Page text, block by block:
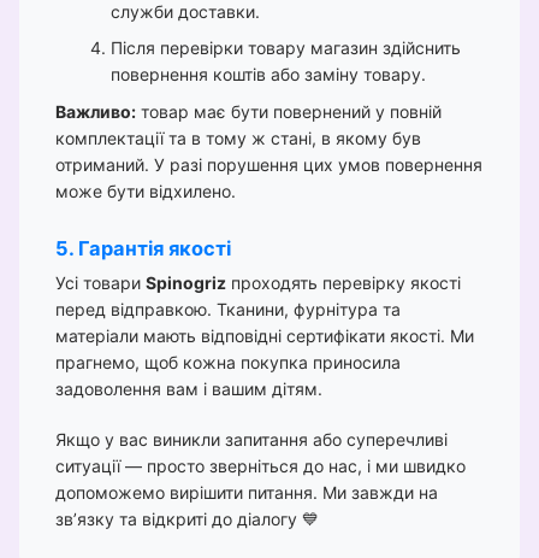
служби доставки.
Після перевірки товару магазин здійснить
повернення коштів або заміну товару.
Важливо: товар має бути повернений у повній
комплектації та в тому ж стані, в якому був
отриманий. У разі порушення цих умов повернення
може бути відхилено.
5. Гарантія якості
Усі товари Spinogriz проходять перевірку якості
перед відправкою. Тканини, фурнітура та
матеріали мають відповідні сертифікати якості. Ми
прагнемо, щоб кожна покупка приносила
задоволення вам і вашим дітям.
Якщо у вас виникли запитання або суперечливі
ситуації — просто зверніться до нас, і ми швидко
допоможемо вирішити питання. Ми завжди на
зв’язку та відкриті до діалогу 💙